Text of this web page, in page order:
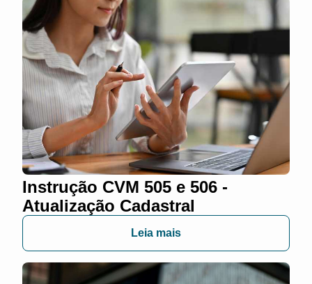
Instrução CVM 505 e 506 -
Atualização Cadastral
Leia mais